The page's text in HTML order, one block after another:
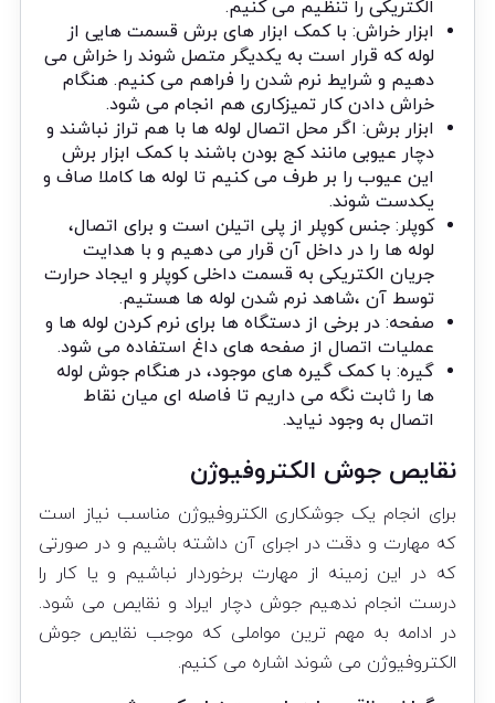
الکتریکی را تنظیم می کنیم.
ابزار خراش: با کمک ابزار های برش قسمت هایی از
لوله که قرار است به یکدیگر متصل شوند را خراش می
دهیم و شرایط نرم شدن را فراهم می کنیم. هنگام
خراش دادن کار تمیزکاری هم انجام می شود.
ابزار برش: اگر محل اتصال لوله ها با هم تراز نباشند و
دچار عیوبی مانند کج بودن باشند با کمک ابزار برش
این عیوب را بر طرف می کنیم تا لوله ها کاملا صاف و
یکدست شوند.
کوپلر: جنس کوپلر از پلی اتیلن است و برای اتصال،
لوله ها را در داخل آن قرار می دهیم و با هدایت
جریان الکتریکی به قسمت داخلی کوپلر و ایجاد حرارت
توسط آن ،شاهد نرم شدن لوله ها هستیم.
صفحه: در برخی از دستگاه ها برای نرم کردن لوله ها و
عملیات اتصال از صفحه های داغ استفاده می شود.
گیره: با کمک گیره های موجود، در هنگام جوش لوله
ها را ثابت نگه می داریم تا فاصله ای میان نقاط
اتصال به وجود نیاید.
نقایص جوش الکتروفیوژن
برای انجام یک جوشکاری الکتروفیوژن مناسب نیاز است
که مهارت و دقت در اجرای آن داشته باشیم و در صورتی
که در این زمینه از مهارت برخوردار نباشیم و یا کار را
درست انجام ندهیم جوش دچار ایراد و نقایص می شود.
در ادامه به مهم ترین مواملی که موجب نقایص جوش
الکتروفیوژن می شوند اشاره می کنیم.